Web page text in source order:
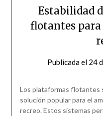
Estabilidad
flotantes para
Publicada el 24
Los plataformas flotantes
solución popular para el
recreo. Estos sistemas